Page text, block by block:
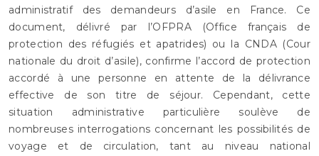
administratif des demandeurs d’asile en France. Ce
document, délivré par l’OFPRA (Office français de
protection des réfugiés et apatrides) ou la CNDA (Cour
nationale du droit d’asile), confirme l’accord de protection
accordé à une personne en attente de la délivrance
effective de son titre de séjour. Cependant, cette
situation administrative particulière soulève de
nombreuses interrogations concernant les possibilités de
voyage et de circulation, tant au niveau national